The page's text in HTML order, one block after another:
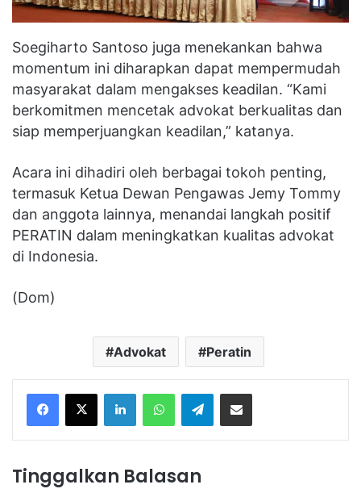
Soegiharto Santoso juga menekankan bahwa
momentum ini diharapkan dapat mempermudah
masyarakat dalam mengakses keadilan. “Kami
berkomitmen mencetak advokat berkualitas dan
siap memperjuangkan keadilan,” katanya.
Acara ini dihadiri oleh berbagai tokoh penting,
termasuk Ketua Dewan Pengawas Jemy Tommy
dan anggota lainnya, menandai langkah positif
PERATIN dalam meningkatkan kualitas advokat
di Indonesia.
(Dom)
Advokat Peratin
Facebook
X LinkedInWhatsAppTelegramShare via Email
Tinggalkan Balasan